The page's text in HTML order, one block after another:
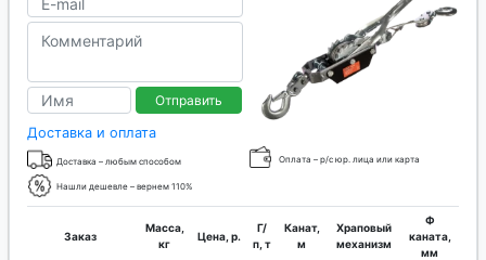
Отправить
Доставка и оплата
Доставка – любым способом Оплата – р/с юр. лица или карта
Нашли дешевле – вернем 110%
Заказ
Масса,
кг
Цена, р.
Г/
п, т
Канат,
м
Храповый
механизм
Ф
каната,
мм